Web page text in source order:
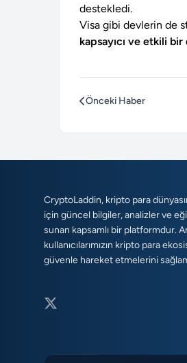
destekledi.
Visa gibi devlerin de
kapsayıcı ve etkili
Önceki Haber
CryptoLaddin, kripto para
için güncel bilgiler, analizler ve
sunan kapsamlı bir platformdur.
kullanıcılarımızın kripto para
güvenle hareket etmelerini